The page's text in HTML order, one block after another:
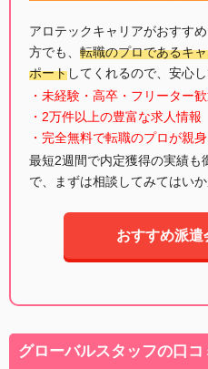
アロテックキャリアがおすす
方でも、 転職のプロであるキ
ポートしてくれるので、安心
・未経験・高卒・フリーター
・2万件以上の豊富な求人情報
・完全無料で転職のプロが親
最短2週間で内定獲得の実績も
で、まずは相談してみてはいか
おすすめ派遣
グローバルスタッフの口コ